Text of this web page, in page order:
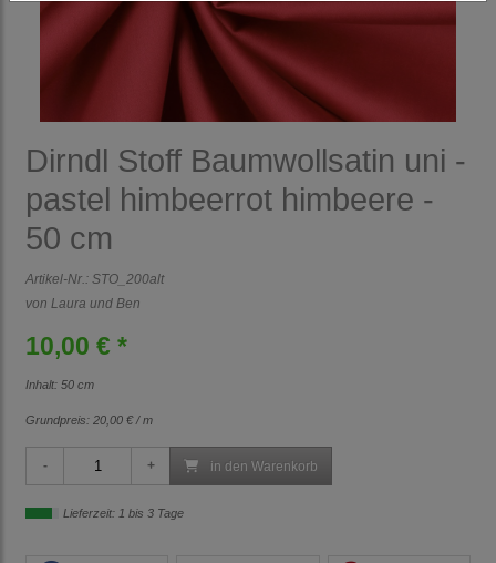
Dirndl Stoff Baumwollsatin uni -
pastel himbeerrot himbeere -
50 cm
Artikel-Nr.: STO_200alt
von Laura und Ben
10,00 € *
Inhalt: 50 cm
Grundpreis: 20,00 € / m
in den Warenkorb
Lieferzeit: 1 bis 3 Tage